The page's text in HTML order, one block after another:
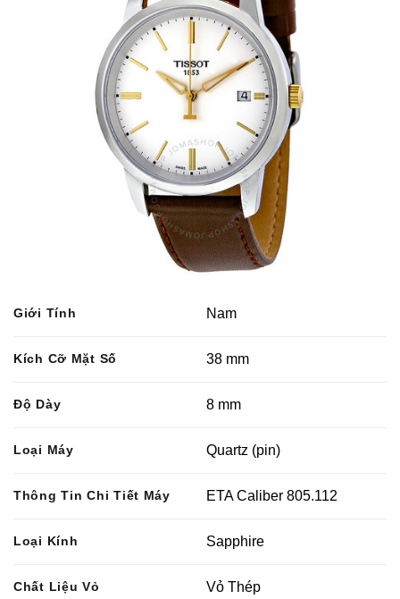
Giới Tính Nam
Kích Cỡ Mặt Số 38 mm
Độ Dày 8 mm
Loại Máy Quartz (pin)
Thông Tin Chi Tiết Máy ETA Caliber 805.112
Loại Kính Sapphire
Chất Liệu Vỏ Vỏ Thép